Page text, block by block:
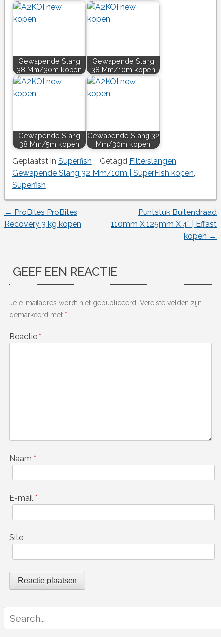
Gewapende Slang
38 Mm/30m kopen
Gewapende Slang
38 Mm/10m kopen
Gewapende Slang
38 Mm/5m kopen
Gewapende Slang 32
Mm/30m kopen
Geplaatst in Superfish Getagd Filterslangen
Gewapende Slang 32 Mm/10m | SuperFish kopen
Superfish
Berichtnavigatie
← ProBites ProBites
Recovery 3 kg kopen
Puntstuk Buitendraad
110mm X 125mm X 4” | Effast
kopen →
GEEF EEN REACTIE
Je e-mailadres wordt niet gepubliceerd. Vereiste velden zijn
gemarkeerd met *
Reactie *
Naam *
E-mail *
Site
for: